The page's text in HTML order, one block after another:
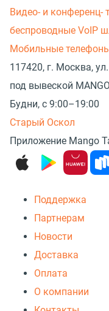
Видео- и конференц-
беспроводные VoIP
Мобильные
117420, г. Москва,
под вывеской
Будни, с 9:00–19:00
Старый Оскол
Приложение Mango
Поддержка
Партнерам
Новости
Доставка
Оплата
О компании